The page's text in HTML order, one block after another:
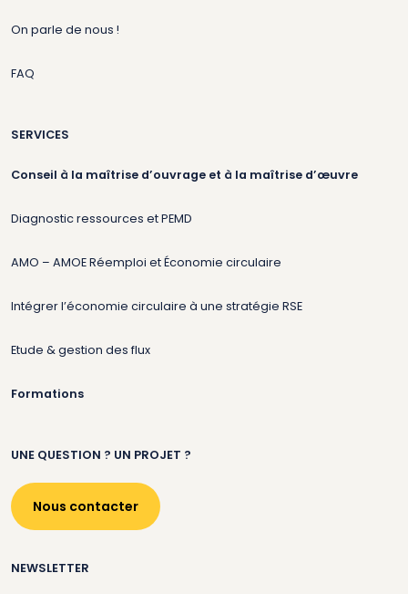
On parle de nous !
FAQ
SERVICES
Conseil à la maîtrise d’ouvrage et à la maîtrise d’œuvre
Diagnostic ressources et PEMD
AMO – AMOE Réemploi et Économie circulaire
Intégrer l’économie circulaire à une stratégie RSE
Etude & gestion des flux
Formations
UNE QUESTION ? UN PROJET ?
Nous contacter
NEWSLETTER